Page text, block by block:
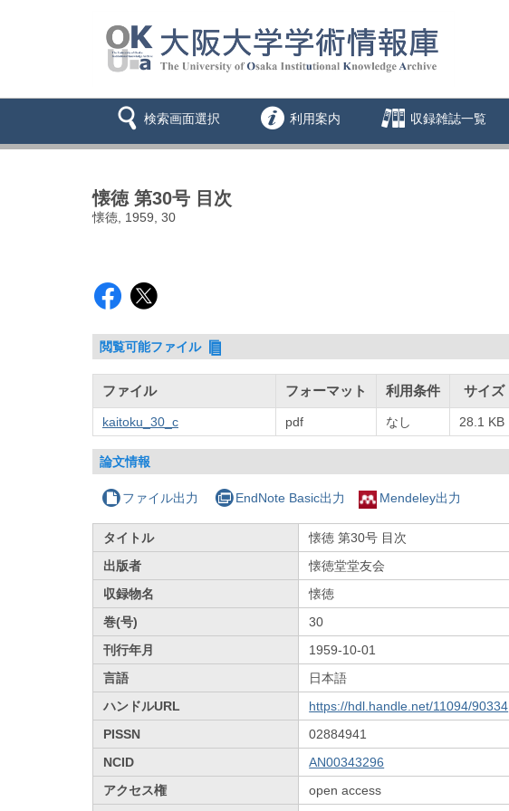
検索画面選択 利用案内 収録雑誌一覧
懐徳 第30号 目次
懐徳, 1959, 30
閲覧可能ファイル
ファイル フォーマット 利用条件 サイズ
kaitoku_30_c pdf なし 28.1 KB
論文情報
ファイル出力 EndNote Basic出力 Mendeley出力
タイトル
懐徳 第30号 目次
出版者
懐徳堂堂友会
収録物名
懐徳
巻(号)
30
刊行年月
1959-10-01
言語
日本語
ハンドルURL
https://hdl.handle.net/11094/90334
PISSN
02884941
NCID
AN00343296
アクセス権
open access